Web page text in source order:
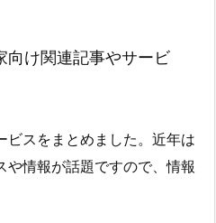
向け関連記事やサービ
ビスをまとめました。近年は
や情報が話題ですので、情報